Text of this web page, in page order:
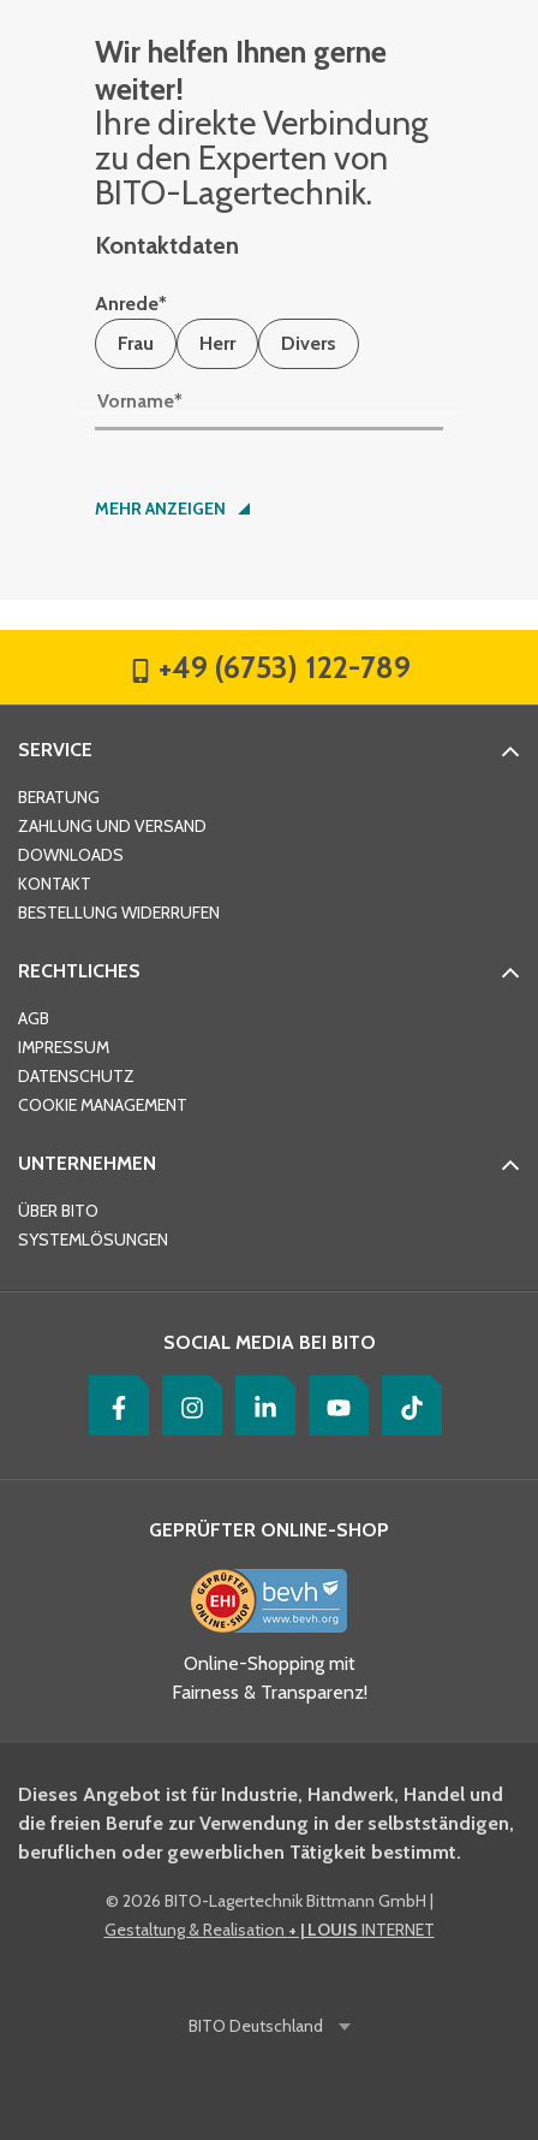
Wir helfen Ihnen gerne
weiter!
Ihre di­rek­te Ver­bin­dung
zu den Ex­per­ten von
BITO-La­ger­tech­nik.
Kontaktdaten
Anrede*
Frau
Herr Divers
Vorname*
Nachname*
Hausnummer
Ort*
Telefon
Ja, ich habe die
Datenschutzhinweise gelesen
und akzeptiere diese.
BITO Newsletter Fachwissen
Intralogistiker anmelden.
Ja, ich möchte mich für den
BITO Shop-Newsletter
MEHR ANZEIGEN
+49 (6753) 122-789
SERVICE
BERATUNG
ZAHLUNG UND VERSAND
DOWNLOADS
KONTAKT
BESTELLUNG WIDERRUFEN
RECHTLICHES
AGB
IMPRESSUM
DATENSCHUTZ
COOKIE MANAGEMENT
UNTERNEHMEN
ÜBER BITO
SYSTEMLÖSUNGEN
SOCIAL MEDIA BEI BITO
GEPRÜFTER ONLINE-SHOP
Online-Shopping mit
Fairness & Transparenz!
Dieses Angebot ist für Industrie, Handwerk, Handel und
die freien Berufe zur Verwendung in der selbstständigen,
beruflichen oder gewerblichen Tätigkeit bestimmt.
© 2026 BITO-Lagertechnik Bittmann GmbH |
Gestaltung & Realisation + | LOUIS INTERNET
BITO Deutschland